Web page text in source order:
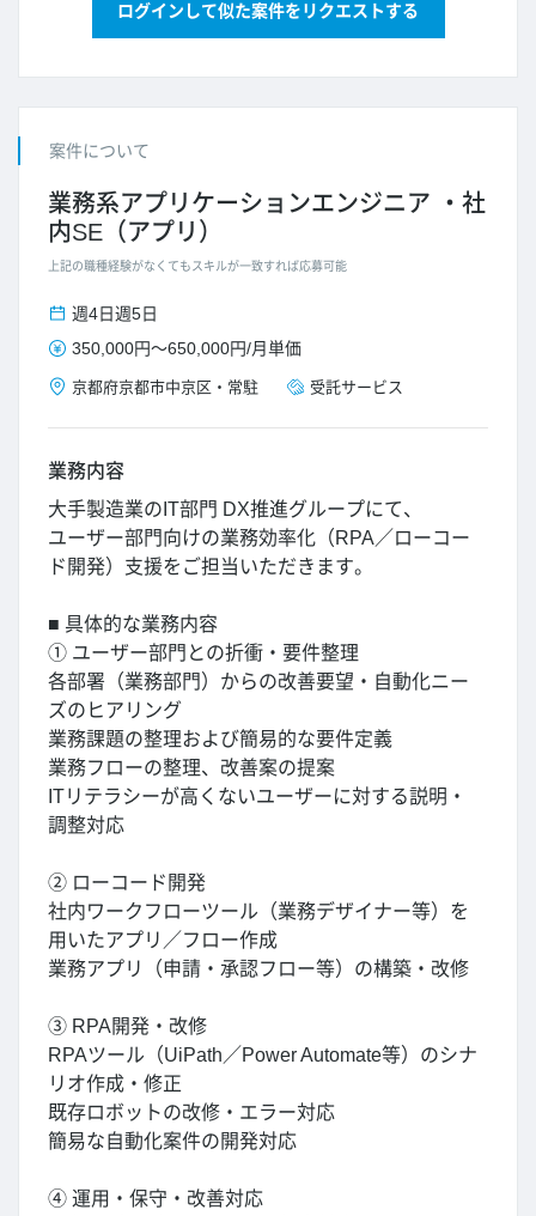
ログインして似た案件をリクエストする
案件について
業務系アプリケーションエンジニア
社
内SE（アプリ）
上記の職種経験がなくてもスキルが一致すれば応募可能
週4日週5日
350,000円～650,000円/月単価
京都府京都市中京区 ・ 常駐 受託サービス
業務内容
大手製造業のIT部門 DX推進グループにて、
ユーザー部門向けの業務効率化（RPA／ローコー
ド開発）支援をご担当いただきます。
■ 具体的な業務内容
① ユーザー部門との折衝・要件整理
各部署（業務部門）からの改善要望・自動化ニー
ズのヒアリング
業務課題の整理および簡易的な要件定義
業務フローの整理、改善案の提案
ITリテラシーが高くないユーザーに対する説明・
調整対応
② ローコード開発
社内ワークフローツール（業務デザイナー等）を
用いたアプリ／フロー作成
業務アプリ（申請・承認フロー等）の構築・改修
③ RPA開発・改修
RPAツール（UiPath／Power Automate等）のシナ
リオ作成・修正
既存ロボットの改修・エラー対応
簡易な自動化案件の開発対応
④ 運用・保守・改善対応